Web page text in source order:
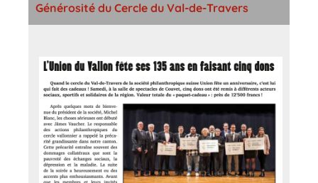
Générosité du Cercle du Val-de-Travers